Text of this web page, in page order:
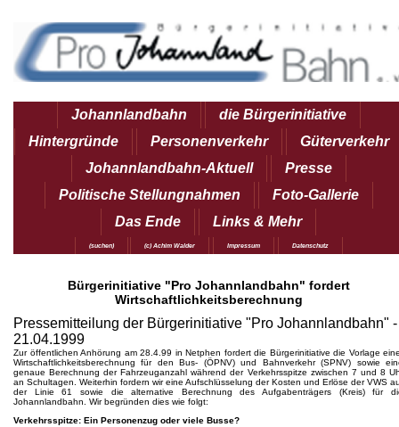
Johannlandbahn
die Bürgerinitiative
Hintergründe
Personenverkehr
Güterverkehr
Johannlandbahn-Aktuell
Presse
Politische Stellungnahmen
Foto-Gallerie
Das Ende
Links & Mehr
(suchen) (c) Achim Walder Impressum Datenschutz
Bürgerinitiative "Pro Johannlandbahn" fordert
Wirtschaftlichkeitsberechnung
Pressemitteilung der Bürgerinitiative "Pro Johannlandbahn" -
21.04.1999
Zur öffentlichen Anhörung am 28.4.99 in Netphen fordert die Bürgerinitiative die Vorlage
Wirtschaftlichkeitsberechnung für den Bus- (ÖPNV) und Bahnverkehr (SPNV) sowie
genaue Berechnung der Fahrzeuganzahl während der Verkehrsspitze zwischen 7 und 8
an Schultagen. Weiterhin fordern wir eine Aufschlüsselung der Kosten und Erlöse der VWS
der Linie 61 sowie die alternative Berechnung des Aufgabenträgers (Kreis) für
Johannlandbahn. Wir begründen dies wie folgt:
Verkehrsspitze: Ein Personenzug oder viele Busse?